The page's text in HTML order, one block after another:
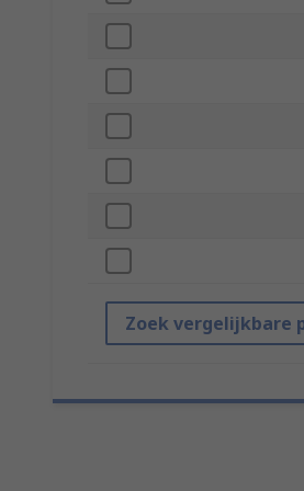
Zoek vergelijkbare